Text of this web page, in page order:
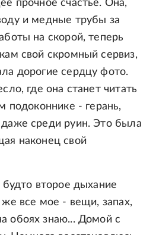
прочное счастье. Она,
и медные трубы за
на скорой, теперь
свой скромный сервиз,
дорогие сердцу фото.
где она станет читать
подоконнике - герань,
среди руин. Это была
наконец свой
второе дыхание
же все мое - вещи, запах,
обоях знаю... Домой с